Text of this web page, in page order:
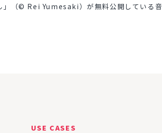
（© Rei Yumesaki）が無料公開している音
USE CASES